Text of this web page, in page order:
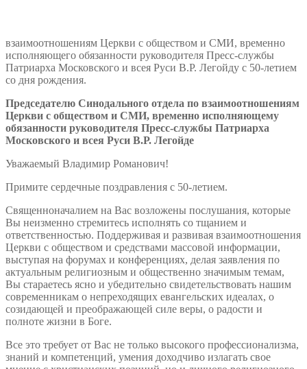
взаимоотношениям Церкви с обществом и СМИ, временно
исполняющего обязанности руководителя Пресс-службы
Патриарха Московского и всея Руси В.Р. Легойду с 50-летием
со дня рождения.
Председателю Синодального отдела по взаимоотношениям
Церкви с обществом и СМИ, временно исполняющему
обязанности руководителя Пресс-службы Патриарха
Московского и всея Руси В.Р. Легойде
Уважаемый Владимир Романович!
Примите сердечные поздравления с 50-летием.
Священноначалием на Вас возложены послушания, которые
Вы неизменно стремитесь исполнять со тщанием и
ответственностью. Поддерживая и развивая взаимоотношения
Церкви с обществом и средствами массовой информации,
выступая на форумах и конференциях, делая заявления по
актуальным религиозным и общественно значимым темам,
Вы стараетесь ясно и убедительно свидетельствовать нашим
современникам о непреходящих евангельских идеалах, о
созидающей и преображающей силе веры, о радости и
полноте жизни в Боге.
Все это требует от Вас не только высокого профессионализма,
знаний и компетенций, умения доходчиво излагать свое